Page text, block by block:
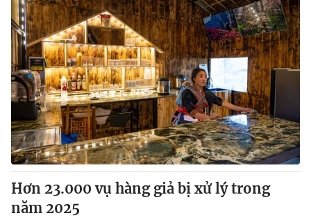
Hơn 23.000 vụ hàng giả bị xử lý trong
năm 2025